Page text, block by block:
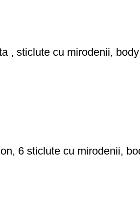
, sticlute cu mirodenii,
6 sticlute cu mirodenii,